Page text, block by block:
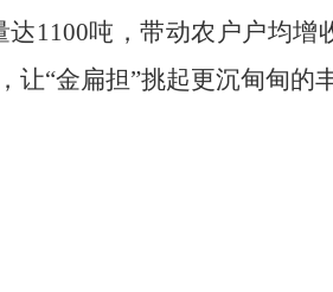
达1100吨，带动农户户均增
让“金扁担”挑起更沉甸甸的